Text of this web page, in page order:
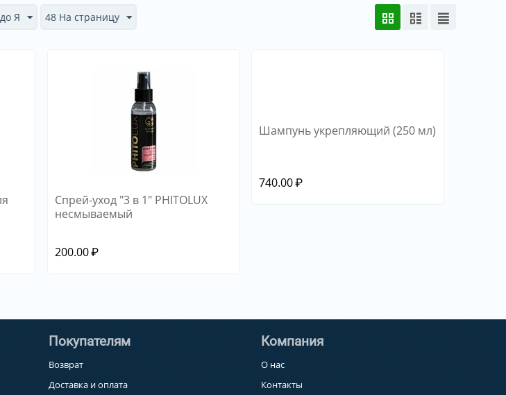
Я 48 На страницу
Спрей-уход "3 в 1" PHITOLUX
несмываемый
200.00₽
Шампунь укрепляющий (250 мл)
740.00₽
Покупателям
Возврат
Доставка и оплата
Компания
О нас
Контакты